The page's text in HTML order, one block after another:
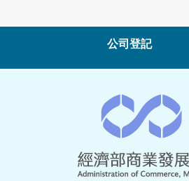
公司登記